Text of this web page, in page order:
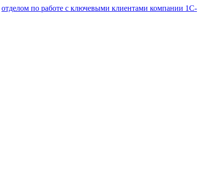
отделом по работе с ключевыми клиентами компании 1С-